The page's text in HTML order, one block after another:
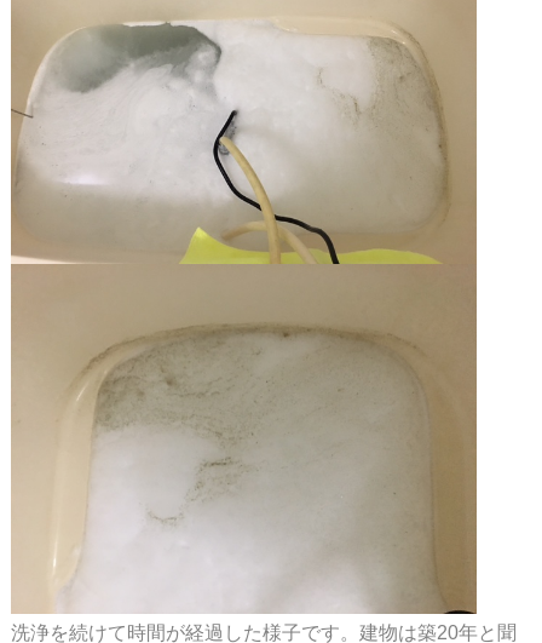
洗浄を続けて時間が経過した様子です。建物は築20年と聞